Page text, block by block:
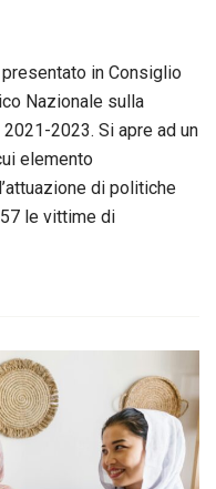
in Consiglio
Nazionale sulla
2023. Si apre ad un
elemento
di politiche
le vittime di